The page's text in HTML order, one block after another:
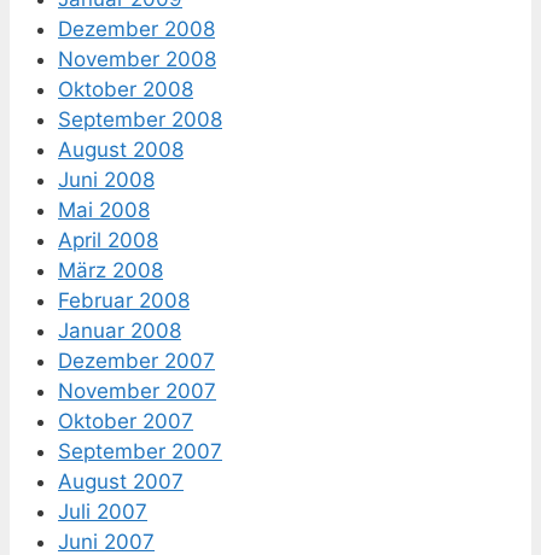
Dezember 2008
November 2008
Oktober 2008
September 2008
August 2008
Juni 2008
Mai 2008
April 2008
März 2008
Februar 2008
Januar 2008
Dezember 2007
November 2007
Oktober 2007
September 2007
August 2007
Juli 2007
Juni 2007